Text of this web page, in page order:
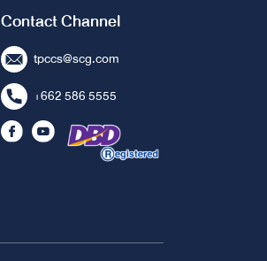
Contact Channel
tpccs@scg.com
+662 586 5555